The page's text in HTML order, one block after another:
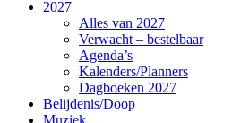
2027
Alles van 2027
Verwacht – bestelbaar
Agenda’s
Kalenders/Planners
Dagboeken 2027
Belijdenis/Doop
Muziek